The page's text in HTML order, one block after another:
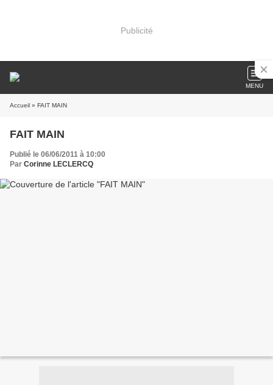
Publicité
MENU
Accueil » FAIT MAIN
FAIT MAIN
Publié le 06/06/2011 à 10:00
Par Corinne LECLERCQ